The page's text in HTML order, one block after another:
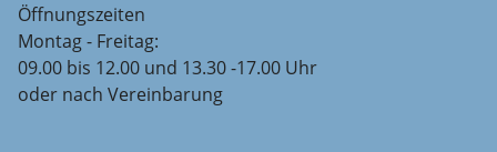
Öffnungszeiten
Montag - Freitag:
09.00 bis 12.00 und 13.30 -17.00 Uhr
oder nach Vereinbarung